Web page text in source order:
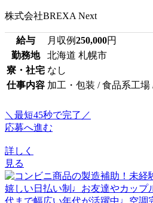
株式会社BREXA Next
給与 月収例250,000円
勤務地
北海道 札幌市
寮・社宅 なし
仕事内容 加工・包装 / 食品系工場
＼最短45秒で完了／
応募へ進む
詳しく
見る